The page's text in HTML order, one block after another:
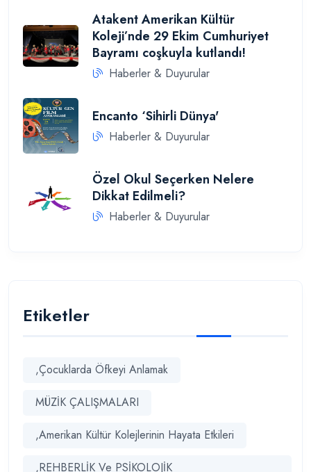
Atakent Amerikan Kültür
Koleji’nde 29 Ekim Cumhuriyet
Bayramı coşkuyla kutlandı!
Haberler & Duyurular
Encanto ‘Sihirli Dünya'
Haberler & Duyurular
Özel Okul Seçerken Nelere
Dikkat Edilmeli?
Haberler & Duyurular
Etiketler
,Çocuklarda Öfkeyi Anlamak
MÜZİK ÇALIŞMALARI
,Amerikan Kültür Kolejlerinin Hayata Etkileri
,REHBERLİK Ve PSİKOLOJİK